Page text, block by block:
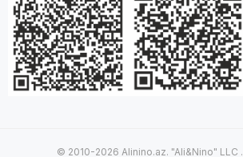
© 2010-2026 Alinino.az. "Ali&Nino" LLC .